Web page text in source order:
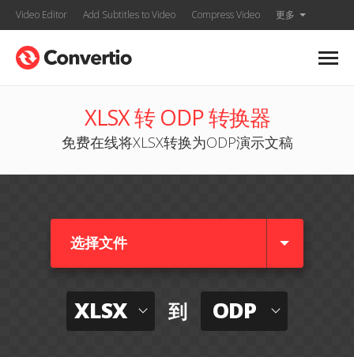
Video Editor Add Subtitles to Video Compress Video 更多
XLSX 转 ODP 转换器
免费在线将XLSX转换为ODP演示文稿
选择文件
XLSX 到 ODP